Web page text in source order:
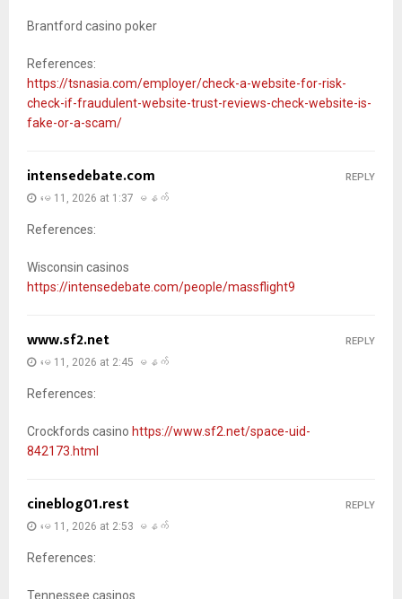
Brantford casino poker
References:
https://tsnasia.com/employer/check-a-website-for-risk-
check-if-fraudulent-website-trust-reviews-check-website-is-
fake-or-a-scam/
intensedebate.com
မေ 11, 2026 at 1:37 မနက်
References:
Wisconsin casinos
https://intensedebate.com/people/massflight9
REPLY
www.sf2.net
မေ 11, 2026 at 2:45 မနက်
References:
Crockfords casino https://www.sf2.net/space-uid-
842173.html
REPLY
cineblog01.rest
မေ 11, 2026 at 2:53 မနက်
References:
Tennessee casinos
REPLY